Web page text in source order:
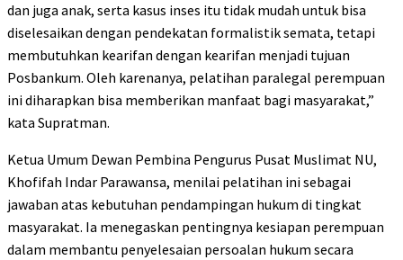
dan juga anak, serta kasus inses itu tidak mudah untuk bisa
diselesaikan dengan pendekatan formalistik semata, tetapi
membutuhkan kearifan dengan kearifan menjadi tujuan
Posbankum. Oleh karenanya, pelatihan paralegal perempuan
ini diharapkan bisa memberikan manfaat bagi masyarakat,”
kata Supratman.
Ketua Umum Dewan Pembina Pengurus Pusat Muslimat NU,
Khofifah Indar Parawansa, menilai pelatihan ini sebagai
jawaban atas kebutuhan pendampingan hukum di tingkat
masyarakat. Ia menegaskan pentingnya kesiapan perempuan
dalam membantu penyelesaian persoalan hukum secara